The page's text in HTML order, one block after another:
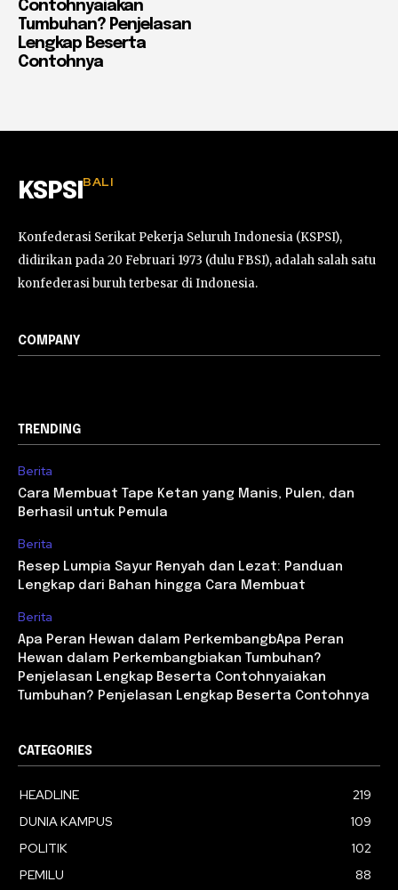
Contohnyaiakan
Tumbuhan? Penjelasan
Lengkap Beserta
Contohnya
KSPSI BALI
Konfederasi Serikat Pekerja Seluruh Indonesia (KSPSI),
didirikan pada 20 Februari 1973 (dulu FBSI), adalah salah satu
konfederasi buruh terbesar di Indonesia.
COMPANY
TRENDING
Berita
Cara Membuat Tape Ketan yang Manis, Pulen, dan
Berhasil untuk Pemula
Berita
Resep Lumpia Sayur Renyah dan Lezat: Panduan
Lengkap dari Bahan hingga Cara Membuat
Berita
Apa Peran Hewan dalam PerkembangbApa Peran
Hewan dalam Perkembangbiakan Tumbuhan?
Penjelasan Lengkap Beserta Contohnyaiakan
Tumbuhan? Penjelasan Lengkap Beserta Contohnya
CATEGORIES
HEADLINE
219
DUNIA KAMPUS
109
POLITIK
102
PEMILU
88